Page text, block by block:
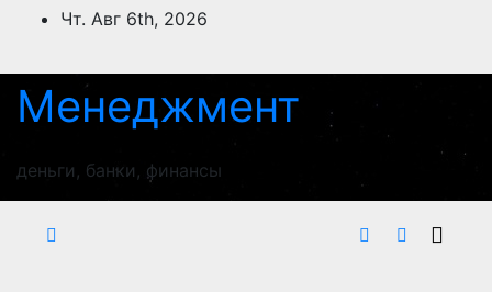
ПерейтиЧт. Авг 6th, 2026
Менеджмент
деньги, банки, финансы